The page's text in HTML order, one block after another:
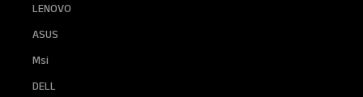
LENOVO
ASUS
Msi
DELL